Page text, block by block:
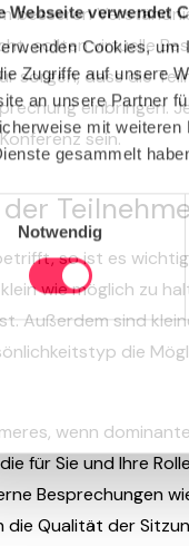
Webseite verwendet
Cookies, um
Zugriffe auf unsere
an unsere Partner
mit
gesammelt
Notwendig
besseren
sollten virtuelle
sorgen, dass die
sein.
so ist es
wie möglich zu
Außerdem sind
die
wenn
für Sie und Ihre
Besprechungen
die Qualität der